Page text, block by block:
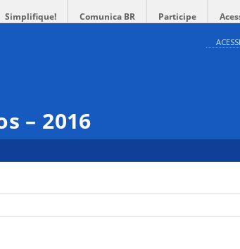
Simplifique! Comunica BR Participe
– 2016